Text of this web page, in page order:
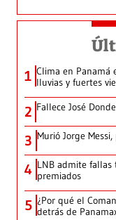
1 Clima en Panamá
lluvias y fuertes
2 Fallece José
3 Murió Jorge
4 LNB admite fallas
premiados
5 ¿Por qué el
detrás de